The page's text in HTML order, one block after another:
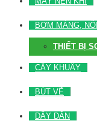
BƠM MÀNG,
THIẾT BỊ
CÂY KHUẤY
BÚT VẼ
DÂY DẪN